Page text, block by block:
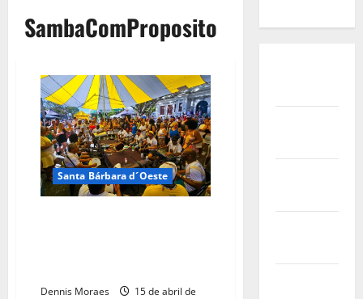
SambaComProposito
Santa Bárbara d´Oeste
Dennis Moraes
15 de abril de